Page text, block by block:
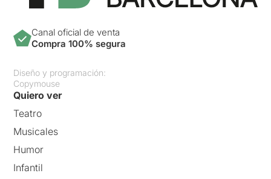
Canal oficial de venta
Compra 100% segura
Diseño y programación:
Copymouse
Quiero ver
Teatro
Musicales
Humor
Infantil